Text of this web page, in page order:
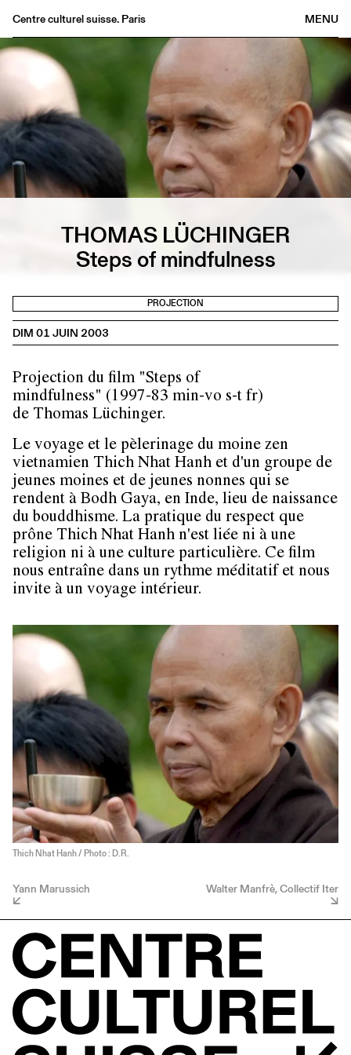
MENU
Centre culturel suisse. Paris
Agenda
Librairie
Buvette
Archives
Médiathèque
Éditions
Informations
THOMAS LÜCHINGER
Steps of mindfulness
PROJECTION
DIM 01 JUIN 2003
Projection du film "Steps of
mindfulness" (1997-83 min-vo s-t fr)
de Thomas Lüchinger.
Le voyage et le pèlerinage du moine zen
vietnamien Thich Nhat Hanh et d'un groupe de
jeunes moines et de jeunes nonnes qui se
rendent à Bodh Gaya, en Inde, lieu de naissance
du bouddhisme. La pratique du respect que
prône Thich Nhat Hanh n'est liée ni à une
religion ni à une culture particulière. Ce film
nous entraîne dans un rythme méditatif et nous
invite à un voyage intérieur.
Thich Nhat Hanh / Photo : D.R.
Yann Marussich Walter Manfrè, Collectif Iter